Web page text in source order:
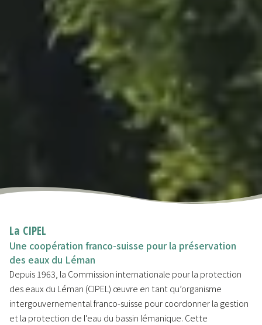
La CIPEL
Une coopération franco-suisse pour la préservation
des eaux du Léman
Depuis 1963, la Commission internationale pour la protection
des eaux du Léman (CIPEL) œuvre en tant qu’organisme
intergouvernemental franco-suisse pour coordonner la gestion
et la protection de l’eau du bassin lémanique. Cette